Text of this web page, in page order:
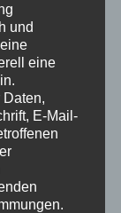
müssen nur
Ideal im
erkennen
und besser
Möglichkeit.
nicht weithin
Also,
hinaus gilt,
günstigste
Was zum
und
eine
E-Mail-